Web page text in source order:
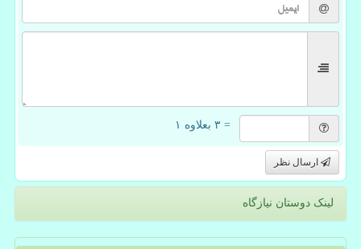
= ۳ بعلاوه ۱
ارسال نظر
لینک دوستان نیازگاه